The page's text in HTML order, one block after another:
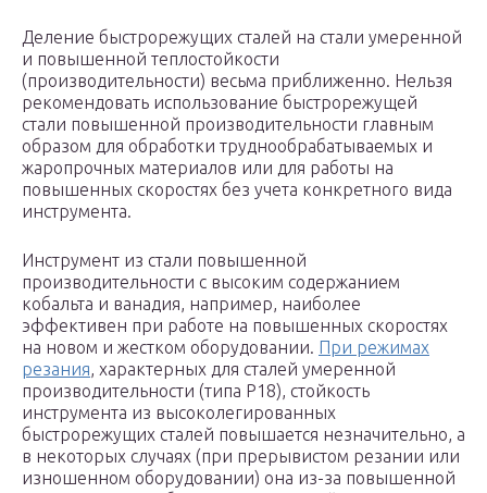
Деление быстрорежущих сталей на стали умеренной
и повышенной теплостойкости
(производительности) весьма приближенно. Нельзя
рекомендовать использование быстрорежущей
стали повышенной производительности главным
образом для обработки труднообрабатываемых и
жаропрочных материалов или для работы на
повышенных скоростях без учета конкретного вида
инструмента.
Инструмент из стали повышенной
производительности с высоким содержанием
кобальта и ванадия, например, наиболее
эффективен при работе на повышенных скоростях
на новом и жестком оборудовании. При режимах
резания, характерных для сталей умеренной
производительности (типа Р18), стойкость
инструмента из высоколегированных
быстрорежущих сталей повышается незначительно, а
в некоторых случаях (при прерывистом резании или
изношенном оборудовании) она из-за повышенной